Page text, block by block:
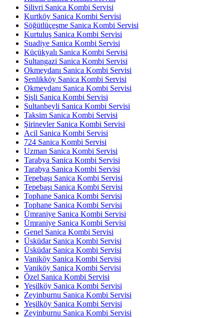
Silivri Sanica Kombi Servisi
Kurtköy Sanica Kombi Servisi
Söğütlüçeşme Sanica Kombi Servisi
Kurtuluş Sanica Kombi Servisi
Suadiye Sanica Kombi Servisi
Küçükyalı Sanica Kombi Servisi
Sultangazi Sanica Kombi Servisi
Okmeydanı Sanica Kombi Servisi
Şenlikköy Sanica Kombi Servisi
Okmeydanı Sanica Kombi Servisi
Şişli Sanica Kombi Servisi
Sultanbeyli Sanica Kombi Servisi
Taksim Sanica Kombi Servisi
Şirinevler Sanica Kombi Servisi
Acil Sanica Kombi Servisi
724 Sanica Kombi Servisi
Uzman Sanica Kombi Servisi
Tarabya Sanica Kombi Servisi
Tarabya Sanica Kombi Servisi
Tepebaşı Sanica Kombi Servisi
Tepebaşı Sanica Kombi Servisi
Tophane Sanica Kombi Servisi
Tophane Sanica Kombi Servisi
Ümraniye Sanica Kombi Servisi
Ümraniye Sanica Kombi Servisi
Genel Sanica Kombi Servisi
Üsküdar Sanica Kombi Servisi
Üsküdar Sanica Kombi Servisi
Vaniköy Sanica Kombi Servisi
Vaniköy Sanica Kombi Servisi
Özel Sanica Kombi Servisi
Yeşilköy Sanica Kombi Servisi
Zeyinburnu Sanica Kombi Servisi
Yeşilköy Sanica Kombi Servisi
Zeyinburnu Sanica Kombi Servisi